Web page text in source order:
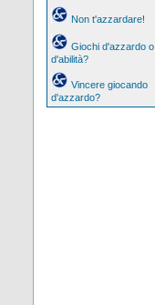
Non t'azzardare!
Giochi d'azzardo o
d'abilità?
Vincere giocando
d'azzardo?